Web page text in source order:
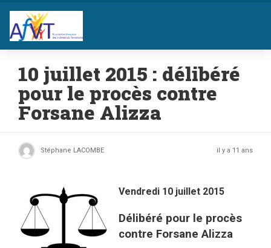
10 juillet 2015 : délibéré
pour le procès contre
Forsane Alizza
Stéphane LACOMBE il y a 11 ans
Vendredi 10 juillet 2015
Délibéré pour le procès
contre Forsane Alizza